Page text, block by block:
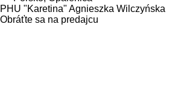
PHU "Karetina" Agnieszka Wilczyńska
Obráťte sa na predajcu